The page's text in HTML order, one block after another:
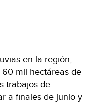
en la región,
mil hectáreas de
trabajos de
a finales de junio y